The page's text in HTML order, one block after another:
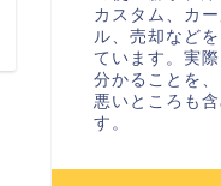
カスタム、カ
ル、売却など
ています。実
分かることを
悪いところも
す。